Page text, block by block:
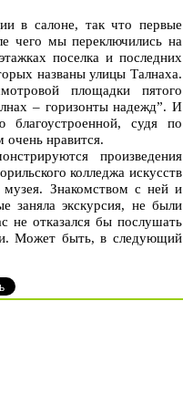
в салоне, так что первые
чего мы переключились на
поселка и последних
названы улицы Талнаха.
площадки пятого
– горизонты надежд”. И
благоустроенной, судя по
очень нравится.
произведения
колледжа искусств
музея. Знакомством с ней и
заняла экскурсия, не были
не отказался бы послушать
Может быть, в следующий